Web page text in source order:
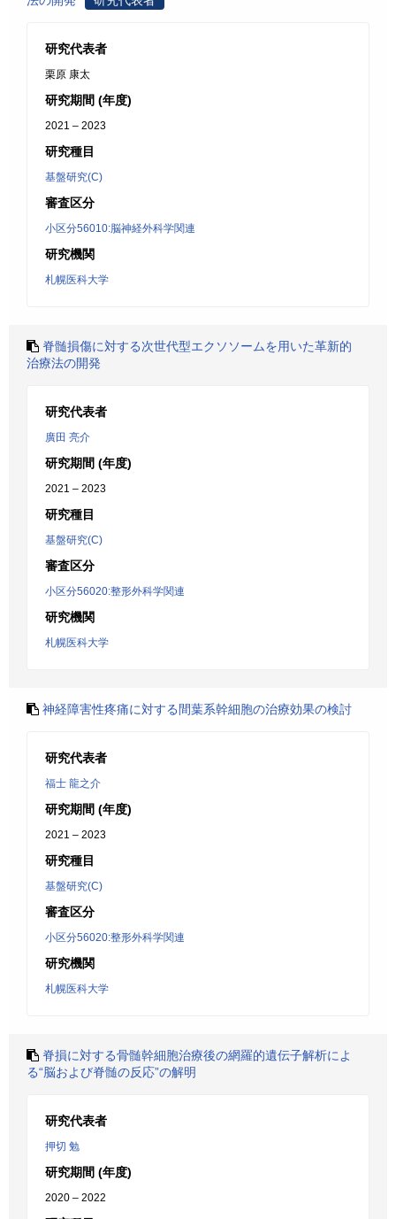
研究代表者
栗原 康太
研究期間 (年度)
2021 – 2023
研究種目
基盤研究(C)
審査区分
小区分56010:脳神経外科学関連
研究機関
札幌医科大学
脊髄損傷に対する次世代型エクソソームを用いた革新的
治療法の開発
研究代表者
廣田 亮介
研究期間 (年度)
2021 – 2023
研究種目
基盤研究(C)
審査区分
小区分56020:整形外科学関連
研究機関
札幌医科大学
神経障害性疼痛に対する間葉系幹細胞の治療効果の検討
研究代表者
福士 龍之介
研究期間 (年度)
2021 – 2023
研究種目
基盤研究(C)
審査区分
小区分56020:整形外科学関連
研究機関
札幌医科大学
脊損に対する骨髄幹細胞治療後の網羅的遺伝子解析によ
る“脳および脊髄の反応”の解明
研究代表者
押切 勉
研究期間 (年度)
2020 – 2022